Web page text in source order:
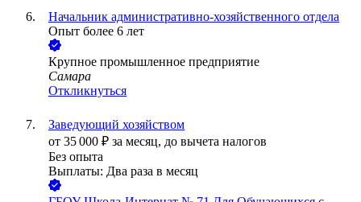
Начальник административно-хозяйственного отдела
Опыт более 6 лет
Крупное промышленное предприятие
Самара
Откликнуться
Заведующий хозяйством
от 35 000 ₽ за месяц, до вычета налогов
Без опыта
Выплаты: Два раза в месяц